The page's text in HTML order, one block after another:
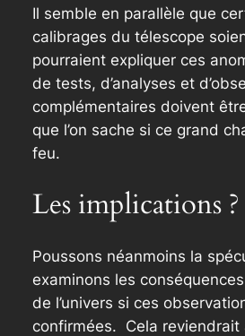
Il semble en parallèle que
calibrages du télescope
pourraient expliquer ces
de tests, d’analyses et
complémentaires doivent
que l’on sache si ce grand
feu.
Les implications ?
Poussons néanmoins la
examinons les
de l’univers si ces
confirmées. Cela reviendrait